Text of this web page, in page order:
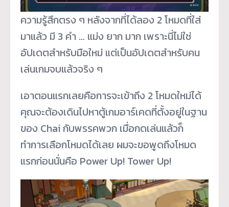
ความรู้สึกตรง ๆ หลังจากที่ได้ลอง 2 โหมดที่ใส่
มาแล้ว มี 3 คำ … แม่ง ยาก มาก เพราะนี่ไม่ใช่
อัปเดตสำหรับมือใหม่ แต่เป็นอัปเดตสำหรับคน
เล่นเกมจบแล้วจริง ๆ
เอาตอนแรกเลยคือการจะเข้าถึง 2 โหมดใหม่ได้
คุณจะต้องเดินไปหาตู้เกมอาร์เคดที่ตั้งอยู่ในฐาน
ของ Chai กับพรรคพวก เมื่อกดเล่นแล้วก็
ทำการเลือกโหมดได้เลย ผมจะขอพูดถึงโหมด
แรกก่อนนั่นคือ Power Up! Tower Up!